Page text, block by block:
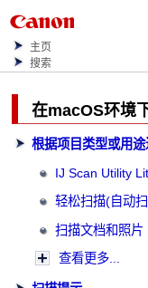
主页
搜索
在macOS环境
根据项目类型或用
IJ Scan Utility
轻松扫描(自动
扫描文档和照片
查看更多...